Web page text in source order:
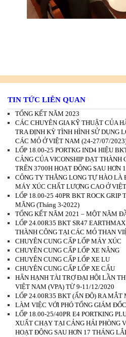
TIN TỨC LIÊN QUAN
TỔNG KẾT NĂM 2023
CÁC CHUYÊN GIA KỸ THUẬT CỦA
TRA ĐỊNH KỲ TÌNH HÌNH SỬ DỤNG
CÁC MỎ Ở VIỆT NAM (24-27/07/
LỐP 18.00-25 PORTKG IND4 HIỆU
CẢNG CỦA VICONSHIP ĐẠT THÀNH
TRÊN 3700H HOẠT ĐỘNG SAU HƠN
CÔNG TY THĂNG LONG TỰ HÀO LÀ
MÁY XÚC CHẤT LƯỢNG CAO Ở
LỐP 18.00-25 40PR BKT ROCK
MĂNG (Tháng 3-2022)
TỔNG KẾT NĂM 2021 – MỘT NĂM
LỐP 24.00R35 BKT SR47
THÀNH CÔNG TẠI CÁC MỎ THAN
CHUYÊN CUNG CẤP LỐP MÁY XÚC
CHUYÊN CUNG CẤP LỐP XE NÂNG
CHUYÊN CUNG CẤP LỐP XE LU
CHUYÊN CUNG CẤP LỐP XE CẨU
HÂN HẠNH TÀI TRỢ ĐẠI HỘI LẦN
VIỆT NAM (VPA) TỪ 9-11/12/2020
LỐP 24.00R35 BKT (ẤN ĐỘ) RA MẮT
LÀM VIỆC VỚI PHÓ TỔNG GIÁM
LỐP 18.00-25/40PR E4 PORTKING
XUẤT CHẠY TẠI CẢNG HẢI PHÒNG
HOẠT ĐỘNG SAU HƠN 17 THÁNG